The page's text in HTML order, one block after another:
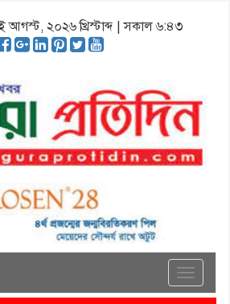
২০২৬ খ্রিস্টাব্দ | সকাল ৬:৪৩
Toggle